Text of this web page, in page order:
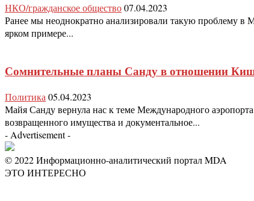
НКО/гражданское общество07.04.2023
Ранее мы неоднократно анализировали такую проблему
ярком примере...
Сомнительные планы Санду в отношении
Политика 05.04.2023
Майя Санду вернула нас к теме Международного
возвращенного имущества и документальное...
- Advertisement -
© 2022 Информационно-аналитический портал MDA
ЭТО ИНТЕРЕСНО